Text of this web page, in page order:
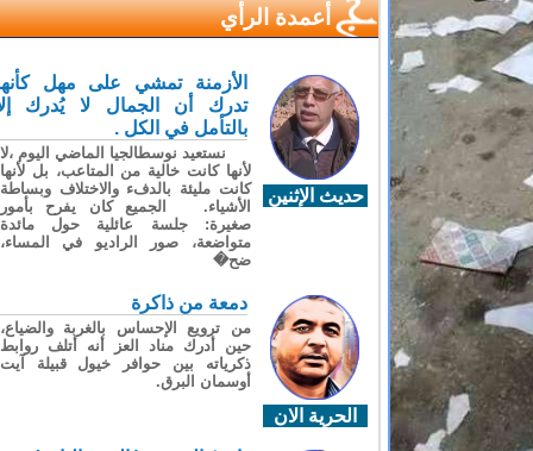
أعمدة الرأي
حديث الإثنين
الأزمنة تمشي على مهل كأنها
تدرك أن الجمال لا يُدرك إلا
بالتأمل في الكل .
نستعيد نوسطالجيا الماضي اليوم ،لا
لأنها كانت خالية من المتاعب، بل لأنها
كانت مليئة بالدفء والاختلاف وبساطة
الأشياء. الجميع كان يفرح بأمور
صغيرة: جلسة عائلية حول مائدة
متواضعة، صور الراديو في المساء،
ضح�
الحرية الان
دمعة من ذاكرة
من ترويع الإحساس بالغربة والضياع،
حين أدرك مناد العز أنه أتلف روابط
ذكرياته بين حوافر خيول قبيلة آيت
أوسمان البرق.